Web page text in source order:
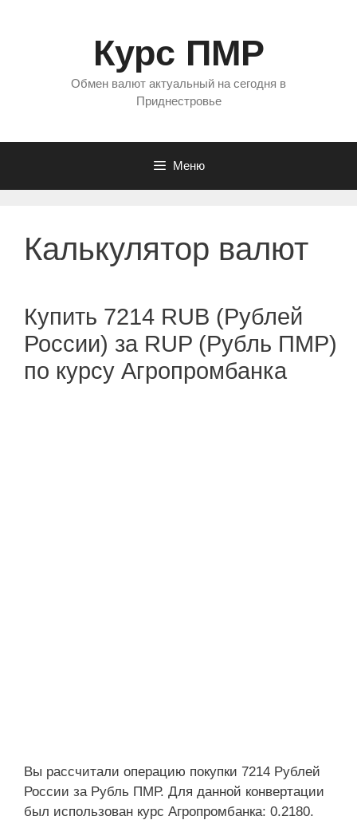
Курс ПМР
Обмен валют актуальный на сегодня в
Приднестровье
Меню
Калькулятор валют
Купить 7214 RUB (Рублей
России) за RUP (Рубль ПМР)
по курсу Агропромбанка
Вы рассчитали операцию покупки 7214 Рублей
России за Рубль ПМР. Для данной конвертации
был использован курс Агропромбанка: 0.2180.